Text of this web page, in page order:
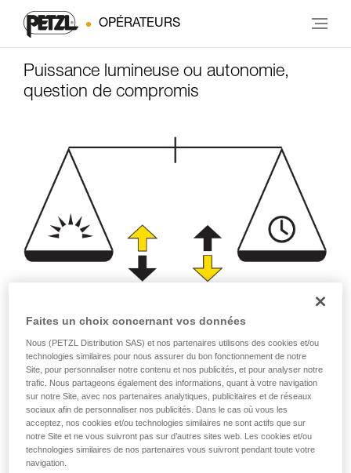
OPÉRATEURS
Puissance lumineuse ou autonomie,
question de compromis
Puissance
d'éclairage
(lumens)
(heures)
ou
Privilégier la
puissance
d'éclairage au
détriment de
Privilégier
l'autonomie au
détriment de la
Faites un choix concernant vos données
Nous (PETZL Distribution SAS) et nos partenaires utilisons des cookies et/ou
technologies similaires pour nous assurer du bon fonctionnement de notre
Site, pour personnaliser notre contenu et nos publicités, et pour analyser notre
trafic. Nous partageons également des informations, quant à votre navigation
sur notre Site, avec nos partenaires analytiques, publicitaires et de réseaux
sociaux afin de personnaliser nos publicités. Dans le cas où vous les
acceptez, nos cookies et/ou technologies similaires ne sont actifs que sur
notre Site et ne vous suivront pas sur d’autres sites web. Les cookies et/ou
technologies similaires de nos partenaires vous suivront pendant toute votre
navigation.